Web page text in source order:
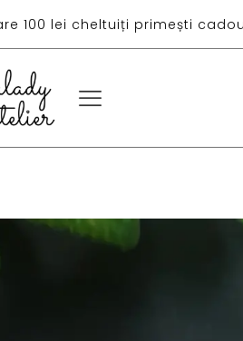
100 lei cheltuiți primești